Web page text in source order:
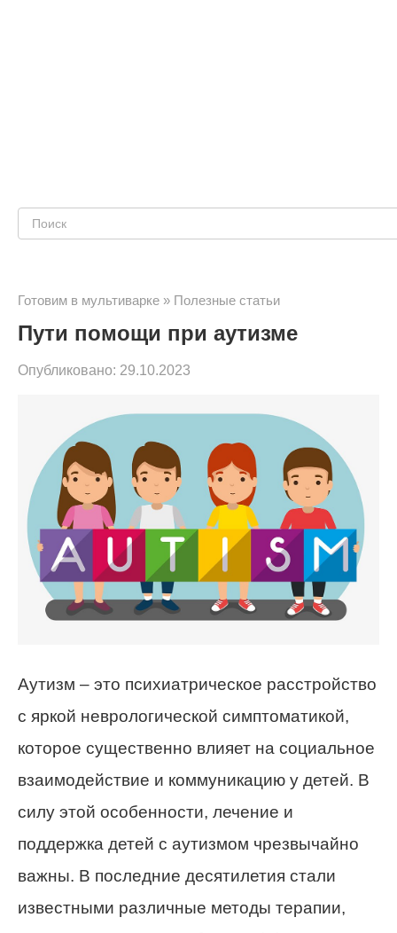
Поиск:
Готовим в мультиварке » Полезные статьи
Пути помощи при аутизме
Опубликовано: 29.10.2023
Аутизм – это психиатрическое расстройство
с яркой неврологической симптоматикой,
которое существенно влияет на социальное
взаимодействие и коммуникацию у детей. В
силу этой особенности, лечение и
поддержка детей с аутизмом чрезвычайно
важны. В последние десятилетия стали
известными различные методы терапии,